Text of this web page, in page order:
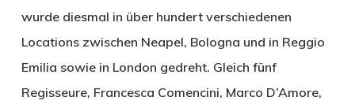
wurde diesmal in über hundert verschiedenen
Locations zwischen Neapel, Bologna und in Reggio
Emilia sowie in London gedreht. Gleich fünf
Regisseure, Francesca Comencini, Marco D’Amore,